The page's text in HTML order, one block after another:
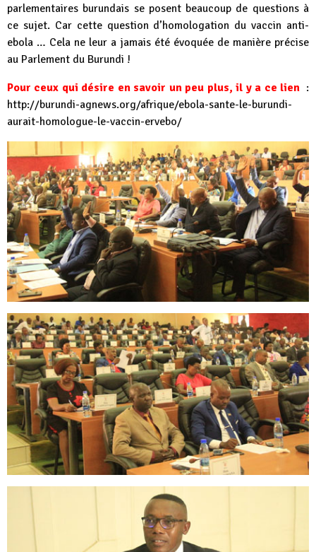
parlementaires burundais se posent beaucoup de questions à
ce sujet. Car cette question d’homologation du vaccin anti-
ebola … Cela ne leur a jamais été évoquée de manière précise
au Parlement du Burundi !
Pour ceux qui désire en savoir un peu plus, il y a ce lien :
http://burundi-agnews.org/afrique/ebola-sante-le-burundi-
aurait-homologue-le-vaccin-ervebo/